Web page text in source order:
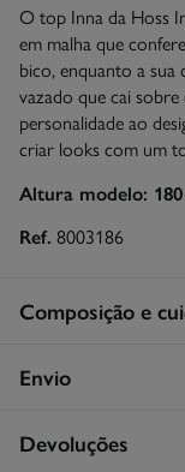
O top Inna da Hoss
em malha que
bico, enquanto a
vazado que cai
personalidade ao
criar looks com um
Altura modelo:
Ref. 8003186
Composição e
Composição
Cuidados
Envio
STANDARD
Devoluções